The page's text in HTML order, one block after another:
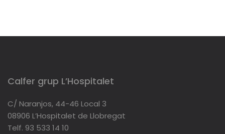
Calfer grup L’Hospitalet
C/ Naranjos, 44-46 Local 3
08906 L’Hospitalet de Llobregat
Telf. 93 533 14 10